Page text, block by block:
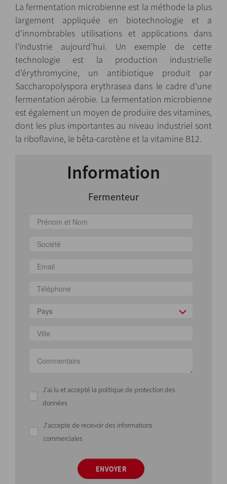
La fermentation microbienne est la méthode la plus
largement appliquée en biotechnologie et a
d’innombrables utilisations et applications dans
l’industrie aujourd’hui. Un exemple de cette
technologie est la production industrielle
d’érythromycine, un antibiotique produit par
Saccharopolyspora erythrasea dans le cadre d’une
fermentation aérobie. La fermentation microbienne
est également un moyen de produire des vitamines,
dont les plus importantes au niveau industriel sont
la riboflavine, le bêta-carotène et la vitamine B12.
Information
Fermenteur
Pays
J'ai lu et accepté la politique de protection des
données
J'accepte de recevoir des informations
commerciales
ENVOYER